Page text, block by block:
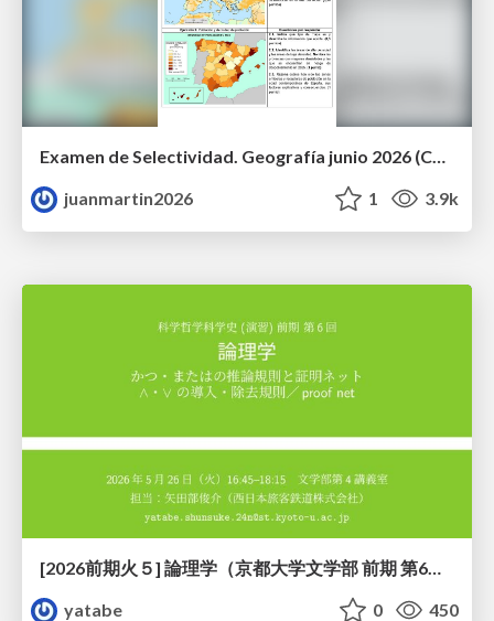
Examen de Selectividad. Geografía junio 2026 (Convocatoria Ordinaria). UCLM
juanmartin2026
1 3.9k
yatabe
0 450